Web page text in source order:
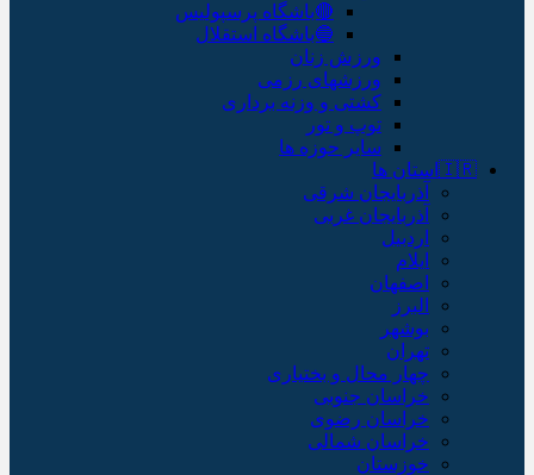
🔴باشگاه پرسپولیس
🔵باشگاه استقلال
ورزش زنان
ورزشهای رزمی
کشتی و وزنه برداری
توپ و تور
سایر حوزه ها
🇮🇷استان ها
آذربایجان شرقی
آذربایجان غربی
اردبیل
ایلام
اصفهان
البرز
بوشهر
تهران
چهار محال و بختیاری
خراسان جنوبی
خراسان رضوی
خراسان شمالی
خوزستان